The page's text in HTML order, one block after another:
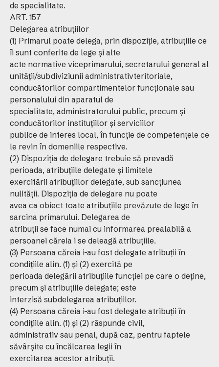
de specialitate.
ART. 157
Delegarea atribuţiilor
(1) Primarul poate delega, prin dispoziţie, atribuţiile ce
îi sunt conferite de lege şi alte
acte normative viceprimarului, secretarului general al
unităţii/subdiviziunii administrativteritoriale,
conducătorilor compartimentelor funcţionale sau
personalului din aparatul de
specialitate, administratorului public, precum şi
conducătorilor instituţiilor şi serviciilor
publice de interes local, în funcţie de competenţele ce
le revin în domeniile respective.
(2) Dispoziţia de delegare trebuie să prevadă
perioada, atribuţiile delegate şi limitele
exercitării atribuţiilor delegate, sub sancţiunea
nulităţii. Dispoziţia de delegare nu poate
avea ca obiect toate atribuţiile prevăzute de lege în
sarcina primarului. Delegarea de
atribuţii se face numai cu informarea prealabilă a
persoanei căreia i se deleagă atribuţiile.
(3) Persoana căreia i-au fost delegate atribuţii în
condiţiile alin. (1) şi (2) exercită pe
perioada delegării atribuţiile funcţiei pe care o deţine,
precum şi atribuţiile delegate; este
interzisă subdelegarea atribuţiilor.
(4) Persoana căreia i-au fost delegate atribuţii în
condiţiile alin. (1) şi (2) răspunde civil,
administrativ sau penal, după caz, pentru faptele
săvârşite cu încălcarea legii în
exercitarea acestor atribuţii.